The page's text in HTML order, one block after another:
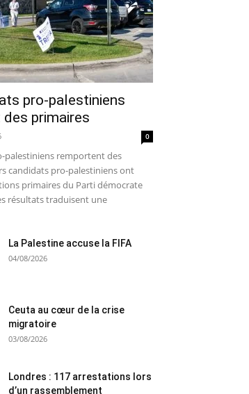
pro-palestiniens
primaires
0
palestiniens remportent des
candidats pro-palestiniens ont
primaires du Parti démocrate
résultats traduisent une
La Palestine accuse la FIFA
04/08/2026
Ceuta au cœur de la crise
migratoire
03/08/2026
Londres : 117 arrestations lors
d’un rassemblement